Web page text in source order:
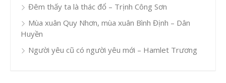
Đêm thấy ta là thác đổ – Trịnh Công Sơn
Mùa xuân Quy Nhơn, mùa xuân Bình Định – Dân
Huyền
Người yêu cũ có người yêu mới – Hamlet Trương